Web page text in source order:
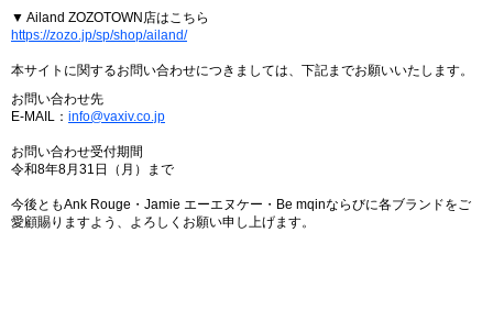
▼ Ailand ZOZOTOWN店はこちら
https://zozo.jp/sp/shop/ailand/
本サイトに関するお問い合わせにつきましては、下記までお願いいたします。
お問い合わせ先
E-MAIL： info@vaxiv.co.jp
お問い合わせ受付期間
令和8年8月31日（月）まで
今後ともAnk Rouge・Jamie エーエヌケー・Be mqinならびに各ブランドをご
愛顧賜りますよう、よろしくお願い申し上げます。